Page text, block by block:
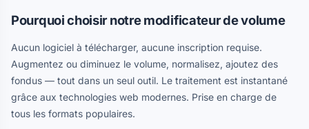
Pourquoi choisir notre modificateur de volume
Aucun logiciel à télécharger, aucune inscription requise.
Augmentez ou diminuez le volume, normalisez, ajoutez des
fondus — tout dans un seul outil. Le traitement est instantané
grâce aux technologies web modernes. Prise en charge de
tous les formats populaires.